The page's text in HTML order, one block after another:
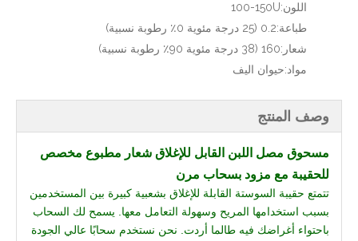
اللون:100-150U
طباعة:0.2 (25 درجة مئوية 0٪ رطوبة نسبية)
شعار:160 (38 درجة مئوية 90٪ رطوبة نسبية)
مواد:حيوان اليف
وصف المنتج
مسحوق مصل اللبن القابل للإغلاق شعار مطبوع مخصص
للحقيبة مع مزود بسحاب مرن
تتمتع حقيبة السوستة القابلة للإغلاق بشعبية كبيرة بين المستخدمين
بسبب استخدامها المريح وسهولة التعامل معها. يسمح لك السحاب
باحتواء أغراضك فيه طالما أردت. نحن نستخدم سحابًا عالي الجودة